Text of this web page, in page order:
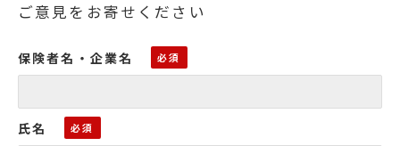
ご意見をお寄せください
保険者名・企業名
氏名